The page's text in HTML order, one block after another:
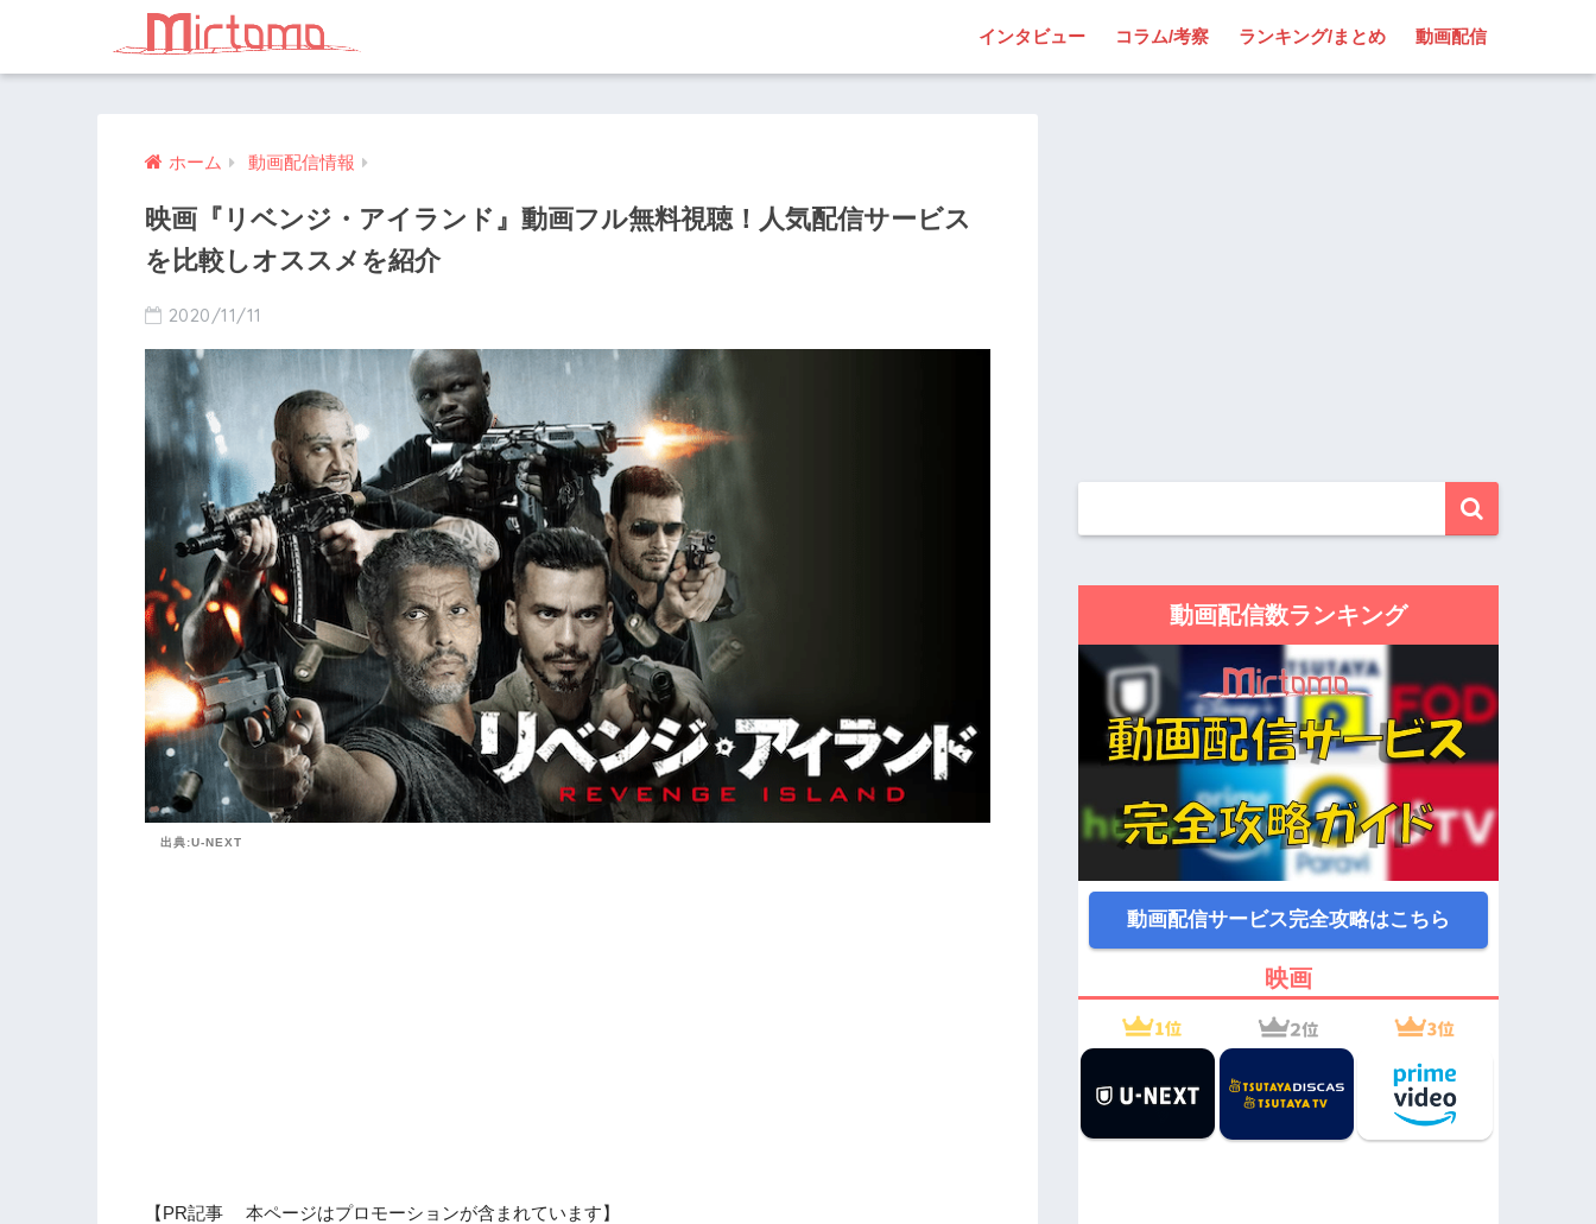
インタビュー コラム/考察 ランキング/まとめ 動画配信
ホーム 動画配信情報
映画『リベンジ・アイランド』動画フル無料視聴！人気配信サービス
を比較しオススメを紹介
2020/11/11
出典:U-NEXT
【PR記事 本ページはプロモーションが含まれています】
動画配信数ランキング
動画配信サービス完全攻略はこちら
映画